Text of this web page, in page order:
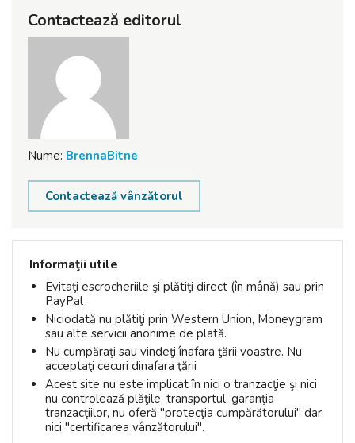
Contactează editorul
Nume: BrennaBitne
Contactează vânzătorul
Informaţii utile
Evitaţi escrocheriile şi plătiţi direct (în mână) sau prin
PayPal
Niciodată nu plătiţi prin Western Union, Moneygram
sau alte servicii anonime de plată.
Nu cumpăraţi sau vindeţi înafara ţării voastre. Nu
acceptaţi cecuri dinafara ţării
Acest site nu este implicat în nici o tranzacţie şi nici
nu controlează plăţile, transportul, garanţia
tranzacţiilor, nu oferă "protecţia cumpărătorului" dar
nici "certificarea vânzătorului".